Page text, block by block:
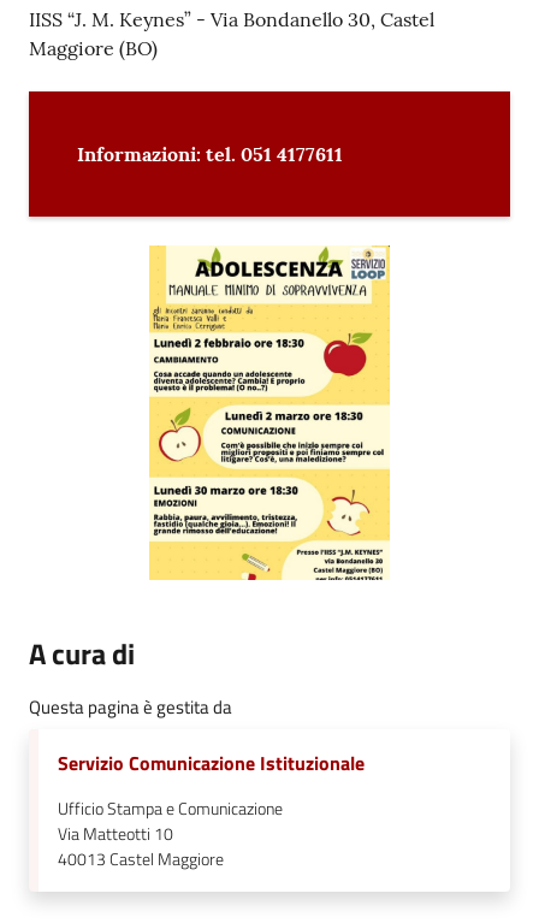
IISS “J. M. Keynes” - Via Bondanello 30, Castel
Maggiore (BO)
Informazioni: tel. 051 4177611
A cura di
Questa pagina è gestita da
Servizio Comunicazione Istituzionale
Ufficio Stampa e Comunicazione
Via Matteotti 10
40013Castel Maggiore